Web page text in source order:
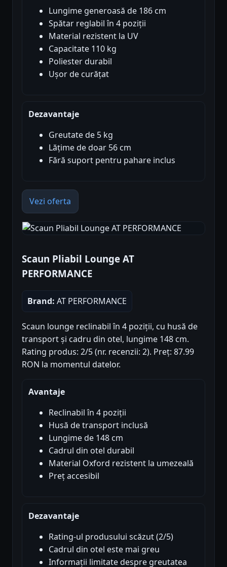
Lungime generoasă de 186 cm
Spătar reglabil în 4 poziții
Material rezistent la UV
Capacitate 110 kg
Poliester durabil
Ușor de curățat
Dezavantaje
Greutate de 5 kg
Lățime de doar 56 cm
Fără suport pentru pahare inclus
Vezi oferta
Scaun Pliabil Lounge AT
PERFORMANCE
Brand: AT PERFORMANCE
Scaun lounge reclinabil în 4 poziții, cu husă de
transport și cadru din otel, lungime 148 cm.
Rating produs: 2/5 (nr. recenzii: 2). Preț: 87.99
RON la momentul datelor.
Avantaje
Reclinabil în 4 poziții
Husă de transport inclusă
Lungime de 148 cm
Cadrul din otel durabil
Material Oxford rezistent la umezeală
Preț accesibil
Dezavantaje
Rating-ul produsului scăzut (2/5)
Cadrul din otel este mai greu
Informații limitate despre greutatea